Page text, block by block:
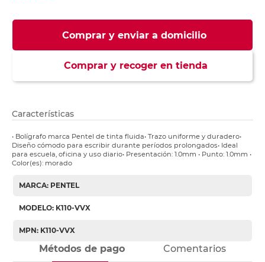
Comprar y enviar a domicilio
Comprar y recoger en tienda
Características
• Bolígrafo marca Pentel de tinta fluida• Trazo uniforme y duradero•
Diseño cómodo para escribir durante períodos prolongados• Ideal
para escuela, oficina y uso diario• Presentación: 1.0mm • Punto: 1.0mm •
Color(es): morado
MARCA: PENTEL
MODELO: K110-VVX
MPN: K110-VVX
Métodos de pago Comentarios